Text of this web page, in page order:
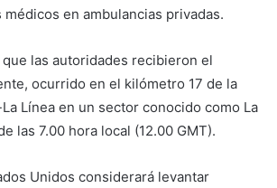
en ambulancias privadas.
las autoridades recibieron el
ocurrido en el kilómetro 17 de la
Línea en un sector conocido como La
las 7.00 hora local (12.00 GMT).
Unidos considerará levantar